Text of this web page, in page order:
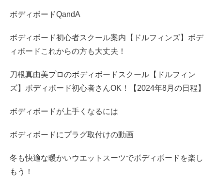
ボディボードQandA
ボディボード初心者スクール案内【ドルフィンズ】ボデ
ィボードこれからの方も大丈夫！
刀根真由美プロのボディボードスクール【ドルフィン
ズ】ボディボード初心者さんOK！【2024年8月の日程】
ボディボードが上手くなるには
ボディボードにプラグ取付けの動画
冬も快適な暖かいウエットスーツでボディボードを楽し
もう！